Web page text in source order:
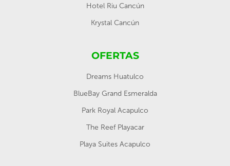
Hotel Riu Cancún
Krystal Cancún
OFERTAS
Dreams Huatulco
BlueBay Grand Esmeralda
Park Royal Acapulco
The Reef Playacar
Playa Suites Acapulco